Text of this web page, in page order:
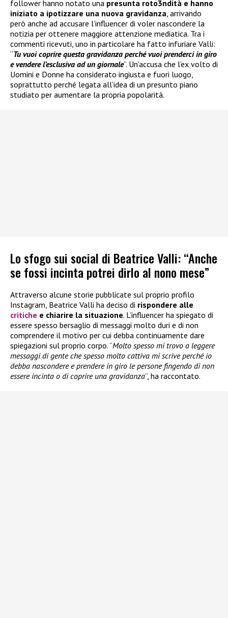
follower hanno notato una presunta roto3ndità e hanno
iniziato a ipotizzare una nuova gravidanza, arrivando
però anche ad accusare l’influencer di voler nascondere la
notizia per ottenere maggiore attenzione mediatica. Tra i
commenti ricevuti, uno in particolare ha fatto infuriare Valli:
“Tu vuoi coprire questa gravidanza perché vuoi prenderci in giro
e vendere l’esclusiva ad un giornale”. Un’accusa che l’ex volto di
Uomini e Donne ha considerato ingiusta e fuori luogo,
soprattutto perché legata all’idea di un presunto piano
studiato per aumentare la propria popolarità.
Lo sfogo sui social di Beatrice Valli: “Anche
se fossi incinta potrei dirlo al nono mese”
Attraverso alcune storie pubblicate sul proprio profilo
Instagram, Beatrice Valli ha deciso di rispondere alle
critiche e chiarire la situazione. L’influencer ha spiegato di
essere spesso bersaglio di messaggi molto duri e di non
comprendere il motivo per cui debba continuamente dare
spiegazioni sul proprio corpo. “Molto spesso mi trovo a leggere
messaggi di gente che spesso molto cattiva mi scrive perché io
debba nascondere e prendere in giro le persone fingendo di non
essere incinta o di coprire una gravidanza”, ha raccontato.